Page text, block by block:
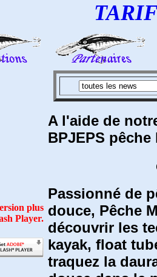
plus
Player.
A l'aide de
BPJEPS
Passionné de
douce, Pêche
découvrir les
kayak, float
traquez la